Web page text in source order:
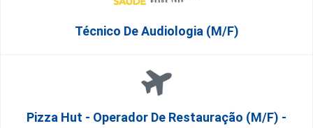
Técnico De Audiologia (M/F)
Pizza Hut - Operador De Restauração (m/f) -